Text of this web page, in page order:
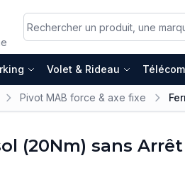
Volet & Rideau
Pivot MAB force & axe fixe
(20Nm) sans Arrêt